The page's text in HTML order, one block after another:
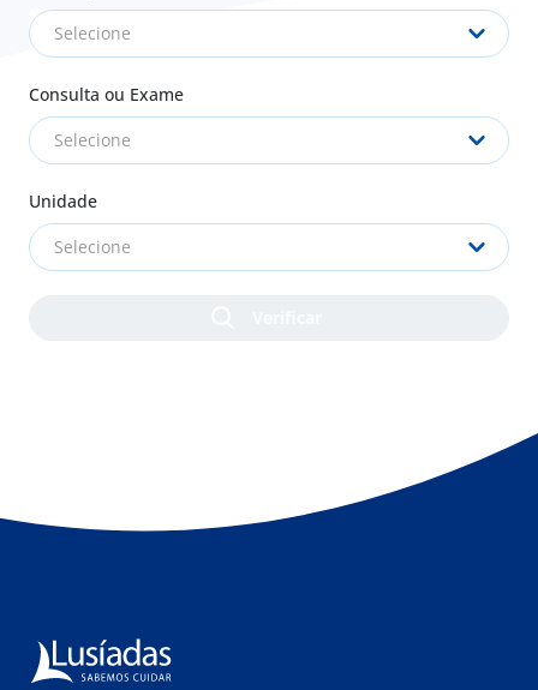
Selecione
Consulta ou Exame
Selecione
Unidade
Selecione